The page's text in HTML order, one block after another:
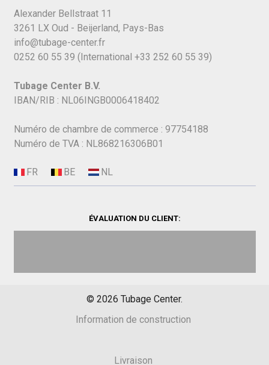
Alexander Bellstraat 11
3261 LX Oud - Beijerland, Pays-Bas
info@tubage-center.fr
0252 60 55 39 (International +33 252 60 55 39)
Tubage Center B.V.
IBAN/RIB : NL06INGB0006418402
Numéro de chambre de commerce : 97754188
Numéro de TVA : NL868216306B01
ÉVALUATION DU CLIENT:
© 2026 Tubage Center.
Information de construction
Livraison